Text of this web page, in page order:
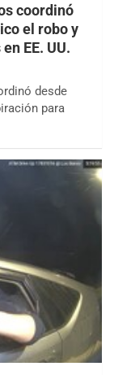
coordinó
el robo y
EE. UU.
desde
para